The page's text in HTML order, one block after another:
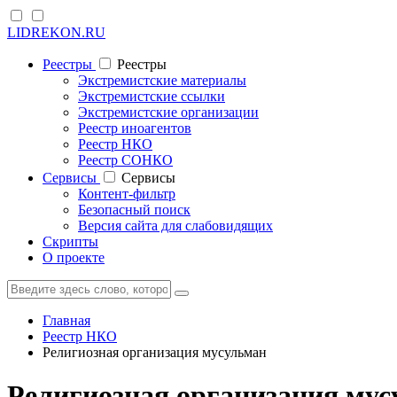
LIDREKON.RU
Реестры
Реестры
Экстремистские материалы
Экстремистские ссылки
Экстремистские организации
Реестр иноагентов
Реестр НКО
Реестр СОНКО
Cервисы
Cервисы
Контент-фильтр
Безопасный поиск
Версия сайта для слабовидящих
Скрипты
О проекте
Главная
Реестр НКО
Религиозная организация мусульман